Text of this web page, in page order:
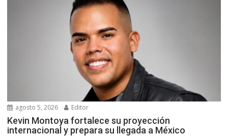
agosto 5, 2026 Editor
Kevin Montoya fortalece su proyección
internacional y prepara su llegada a México